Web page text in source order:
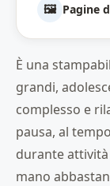
🖼️ Pagine
È una
grandi,
complesso e
pausa, al
durante attività
mano